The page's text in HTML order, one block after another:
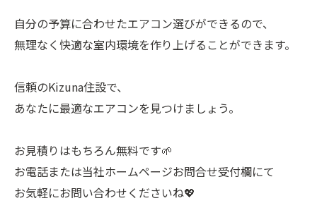
自分の予算に合わせたエアコン選びができるので、
無理なく快適な室内環境を作り上げることができます。
信頼のKizuna住設で、
あなたに最適なエアコンを見つけましょう。
お見積りはもちろん無料です🌱
お電話または当社ホームページお問合せ受付欄にて
お気軽にお問い合わせくださいね💖